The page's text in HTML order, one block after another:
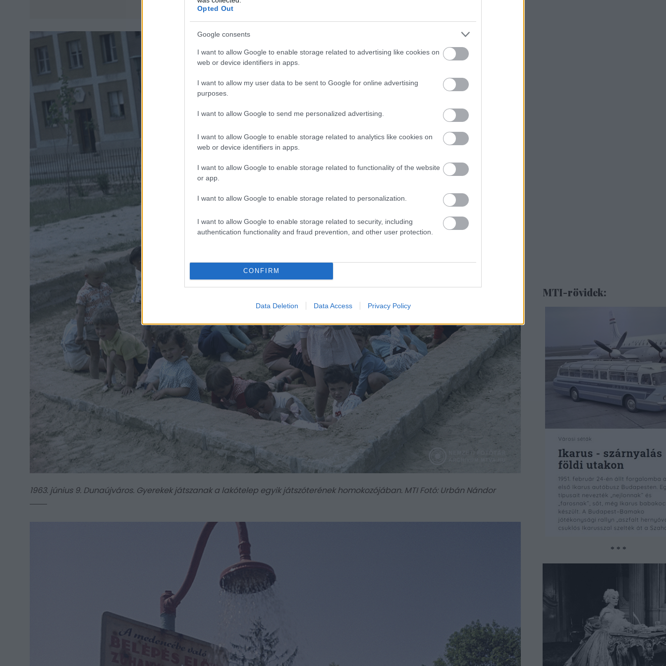
Opted Out
Google consents
I want to allow Google to enable storage related to advertising like cookies on
web or device identifiers in apps.
I want to allow my user data to be sent to Google for online advertising
purposes.
I want to allow Google to send me personalized advertising.
I want to allow Google to enable storage related to analytics like cookies on
web or device identifiers in apps.
I want to allow Google to enable storage related to functionality of the website
or app.
I want to allow Google to enable storage related to personalization.
I want to allow Google to enable storage related to security, including
authentication functionality and fraud prevention, and other user protection.
CONFIRM
Data Deletion Data Access Privacy Policy
1963. június 9. Dunaújváros. Gyerekek játszanak a lakótelep egyik játszóterének homokozójában. MTI Fotó: Urbán Nándor
MTI-rövidek:
* * *